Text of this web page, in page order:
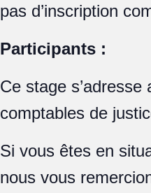
pas d’inscription
Participants :
Ce stage s’adresse
comptables de
Si vous êtes en
nous vous